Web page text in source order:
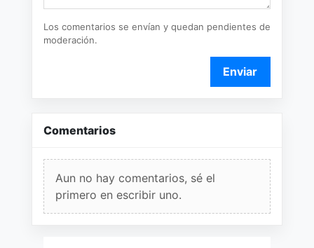
Los comentarios se envían y quedan pendientes de
moderación.
Enviar
Comentarios
Aun no hay comentarios, sé el
primero en escribir uno.